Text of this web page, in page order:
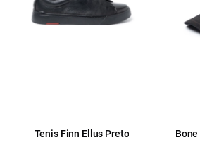
Tenis Finn Ellus Preto